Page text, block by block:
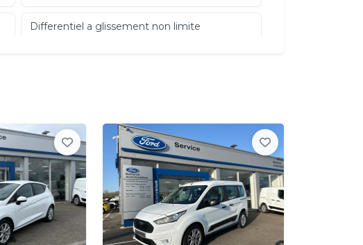
Differentiel a glissement non limite
Garnissage de porte Niveau 2
Lave/essuie-glaces a intermittence variable
Pare-brise anti-reflets UV